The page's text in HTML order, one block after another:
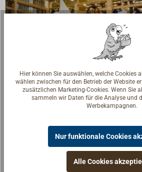
Fragen zum Artikel?
Reden Sie mit Handwerkern,
Hier können Sie auswählen, welche Cookies
wählen zwischen für den Betrieb der Website
zusätzlichen Marketing-Cookies. Wenn Sie
sammeln wir Daten für die Analyse und
Werbekampagnen.
Nur funktionale Cookies
Alle Cookies